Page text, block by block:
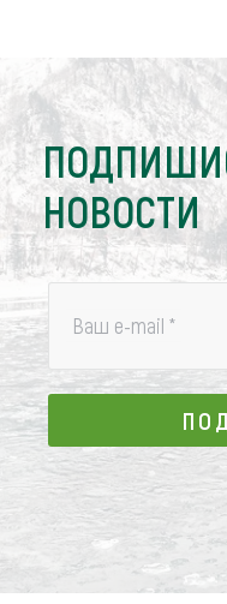
НОВОСТИ
Ваш e-mail *